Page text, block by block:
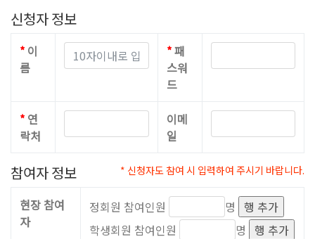
신청자 정보
* 이
름
*패
스워
드
* 연
락처
이메
일
참여자 정보 * 신청자도 참여 시 입력하여 주시기 바랍니다.
현장 참여
자
정회원 참여인원 명 행 추가
학생회원 참여인원
명 행 추가